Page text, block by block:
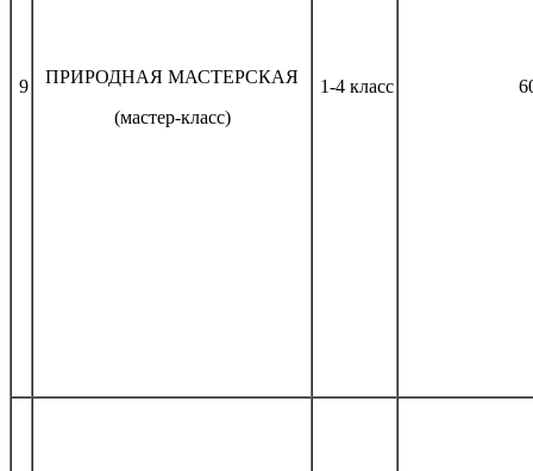
9
ПРИРОДНАЯ МАСТЕРСКАЯ
(мастер-класс)
1-4 класс 60